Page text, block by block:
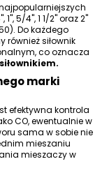
5/4", 1 1/2" oraz 2"
Do każdego
również siłownik
co oznacza
marki
efektywna kontrola
CO, ewentualnie w
sama w sobie nie
mieszaniu
mieszaczy w